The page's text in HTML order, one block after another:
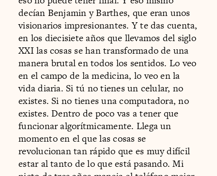
decían Benjamin y Barthes, que eran unos
visionarios impresionantes. Y te das cuenta,
en los diecisiete años que llevamos del siglo
XXI las cosas se han transformado de una
manera brutal en todos los sentidos. Lo veo
en el campo de la medicina, lo veo en la
vida diaria. Si tú no tienes un celular, no
existes. Si no tienes una computadora, no
existes. Dentro de poco vas a tener que
funcionar algorítmicamente. Llega un
momento en el que las cosas se
revolucionan tan rápido que es muy difícil
estar al tanto de lo que está pasando. Mi